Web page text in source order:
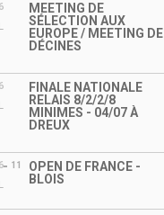
MEETING DE
SÉLECTION AUX
EUROPE / MEETING DE
DÉCINES
FINALE NATIONALE
RELAIS 8/2/2/8
MINIMES - 04/07 À
DREUX
11
OPEN DE FRANCE -
BLOIS